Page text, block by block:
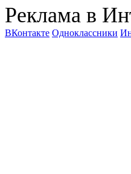
Реклама в
ВКонтакте Одноклассники